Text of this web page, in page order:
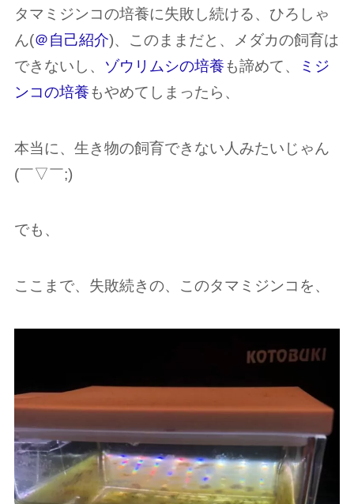
タマミジンコの培養に失敗し続ける、ひろしゃ
ん(＠自己紹介)、このままだと、メダカの飼育は
できないし、 ゾウリムシの培養も諦めて、
ミジ
ンコの培養もやめてしまったら、
本当に、生き物の飼育できない人みたいじゃん
(￣▽︎￣;)
でも、
ここまで、失敗続きの、このタマミジンコを、